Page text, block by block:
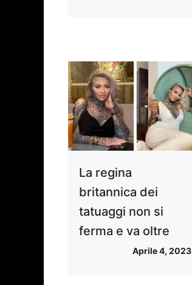
La regina
britannica dei
tatuaggi non si
ferma e va oltre
Aprile 4, 2023